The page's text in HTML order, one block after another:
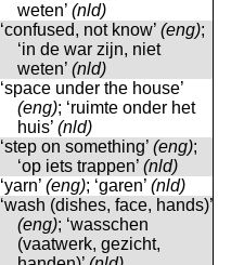
weten’ (nld)
‘confused, not know’ (eng);
‘in de war zijn, niet
weten’ (nld)
‘space under the house’
(eng); ‘ruimte onder het
huis’ (nld)
‘step on something’ (eng);
‘op iets trappen’ (nld)
‘yarn’ (eng); ‘garen’ (nld)
‘wash (dishes, face, hands)’
(eng); ‘wasschen
(vaatwerk, gezicht,